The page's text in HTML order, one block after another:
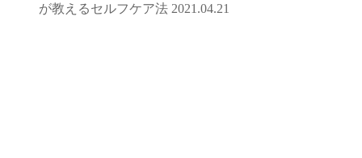
が教えるセルフケア法 2021.04.21